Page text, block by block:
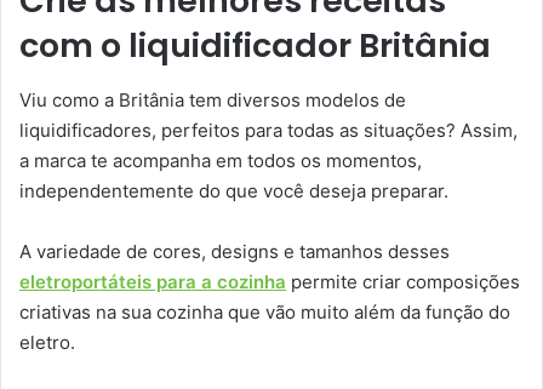
com o liquidificador Britânia
Viu como a Britânia tem diversos modelos de
liquidificadores, perfeitos para todas as situações? Assim,
a marca te acompanha em todos os momentos,
independentemente do que você deseja preparar.
A variedade de cores, designs e tamanhos desses
eletroportáteis para a cozinha permite criar composições
criativas na sua cozinha que vão muito além da função do
eletro.